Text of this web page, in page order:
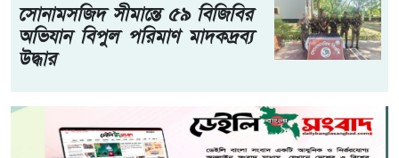
​সোনামসজিদ সীমান্তে ৫৯ বিজিবির
অভিযান বিপুল পরিমাণ মাদকদ্রব্য
উদ্ধার